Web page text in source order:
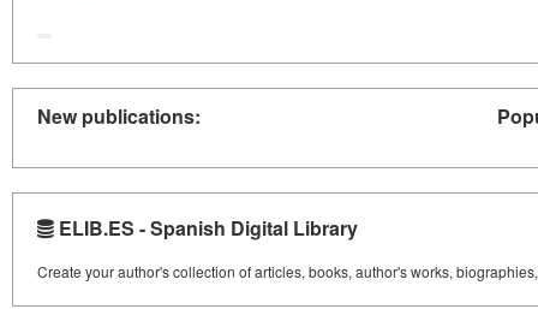
New publications:
ELIB.ES - Spanish Digital Library
Create your author's collection of articles, books, author's works,